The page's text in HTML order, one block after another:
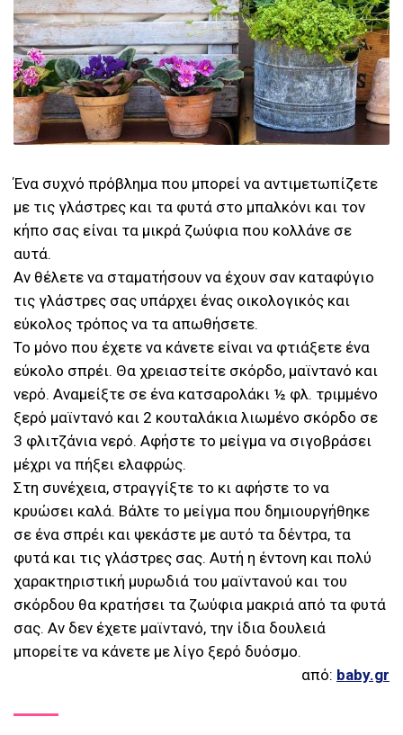
Ένα συχνό πρόβλημα που μπορεί να αντιμετωπίζετε
με τις γλάστρες και τα φυτά στο μπαλκόνι και τον
κήπο σας είναι τα μικρά ζωύφια που κολλάνε σε
αυτά.
Αν θέλετε να σταματήσουν να έχουν σαν καταφύγιο
τις γλάστρες σας υπάρχει ένας οικολογικός και
εύκολος τρόπος να τα απωθήσετε.
Το μόνο που έχετε να κάνετε είναι να φτιάξετε ένα
εύκολο σπρέι. Θα χρειαστείτε σκόρδο, μαϊντανό και
νερό. Αναμείξτε σε ένα κατσαρολάκι ½ φλ. τριμμένο
ξερό μαϊντανό και 2 κουταλάκια λιωμένο σκόρδο σε
3 φλιτζάνια νερό. Αφήστε το μείγμα να σιγοβράσει
μέχρι να πήξει ελαφρώς.
Στη συνέχεια, στραγγίξτε το κι αφήστε το να
κρυώσει καλά. Βάλτε το μείγμα που δημιουργήθηκε
σε ένα σπρέι και ψεκάστε με αυτό τα δέντρα, τα
φυτά και τις γλάστρες σας. Αυτή η έντονη και πολύ
χαρακτηριστική μυρωδιά του μαϊντανού και του
σκόρδου θα κρατήσει τα ζωύφια μακριά από τα φυτά
σας. Αν δεν έχετε μαϊντανό, την ίδια δουλειά
μπορείτε να κάνετε με λίγο ξερό δυόσμο.
από: baby.gr